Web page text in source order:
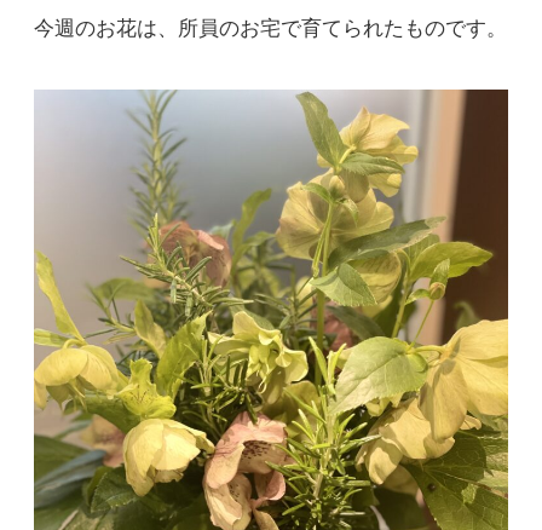
今週のお花は、所員のお宅で育てられたものです。